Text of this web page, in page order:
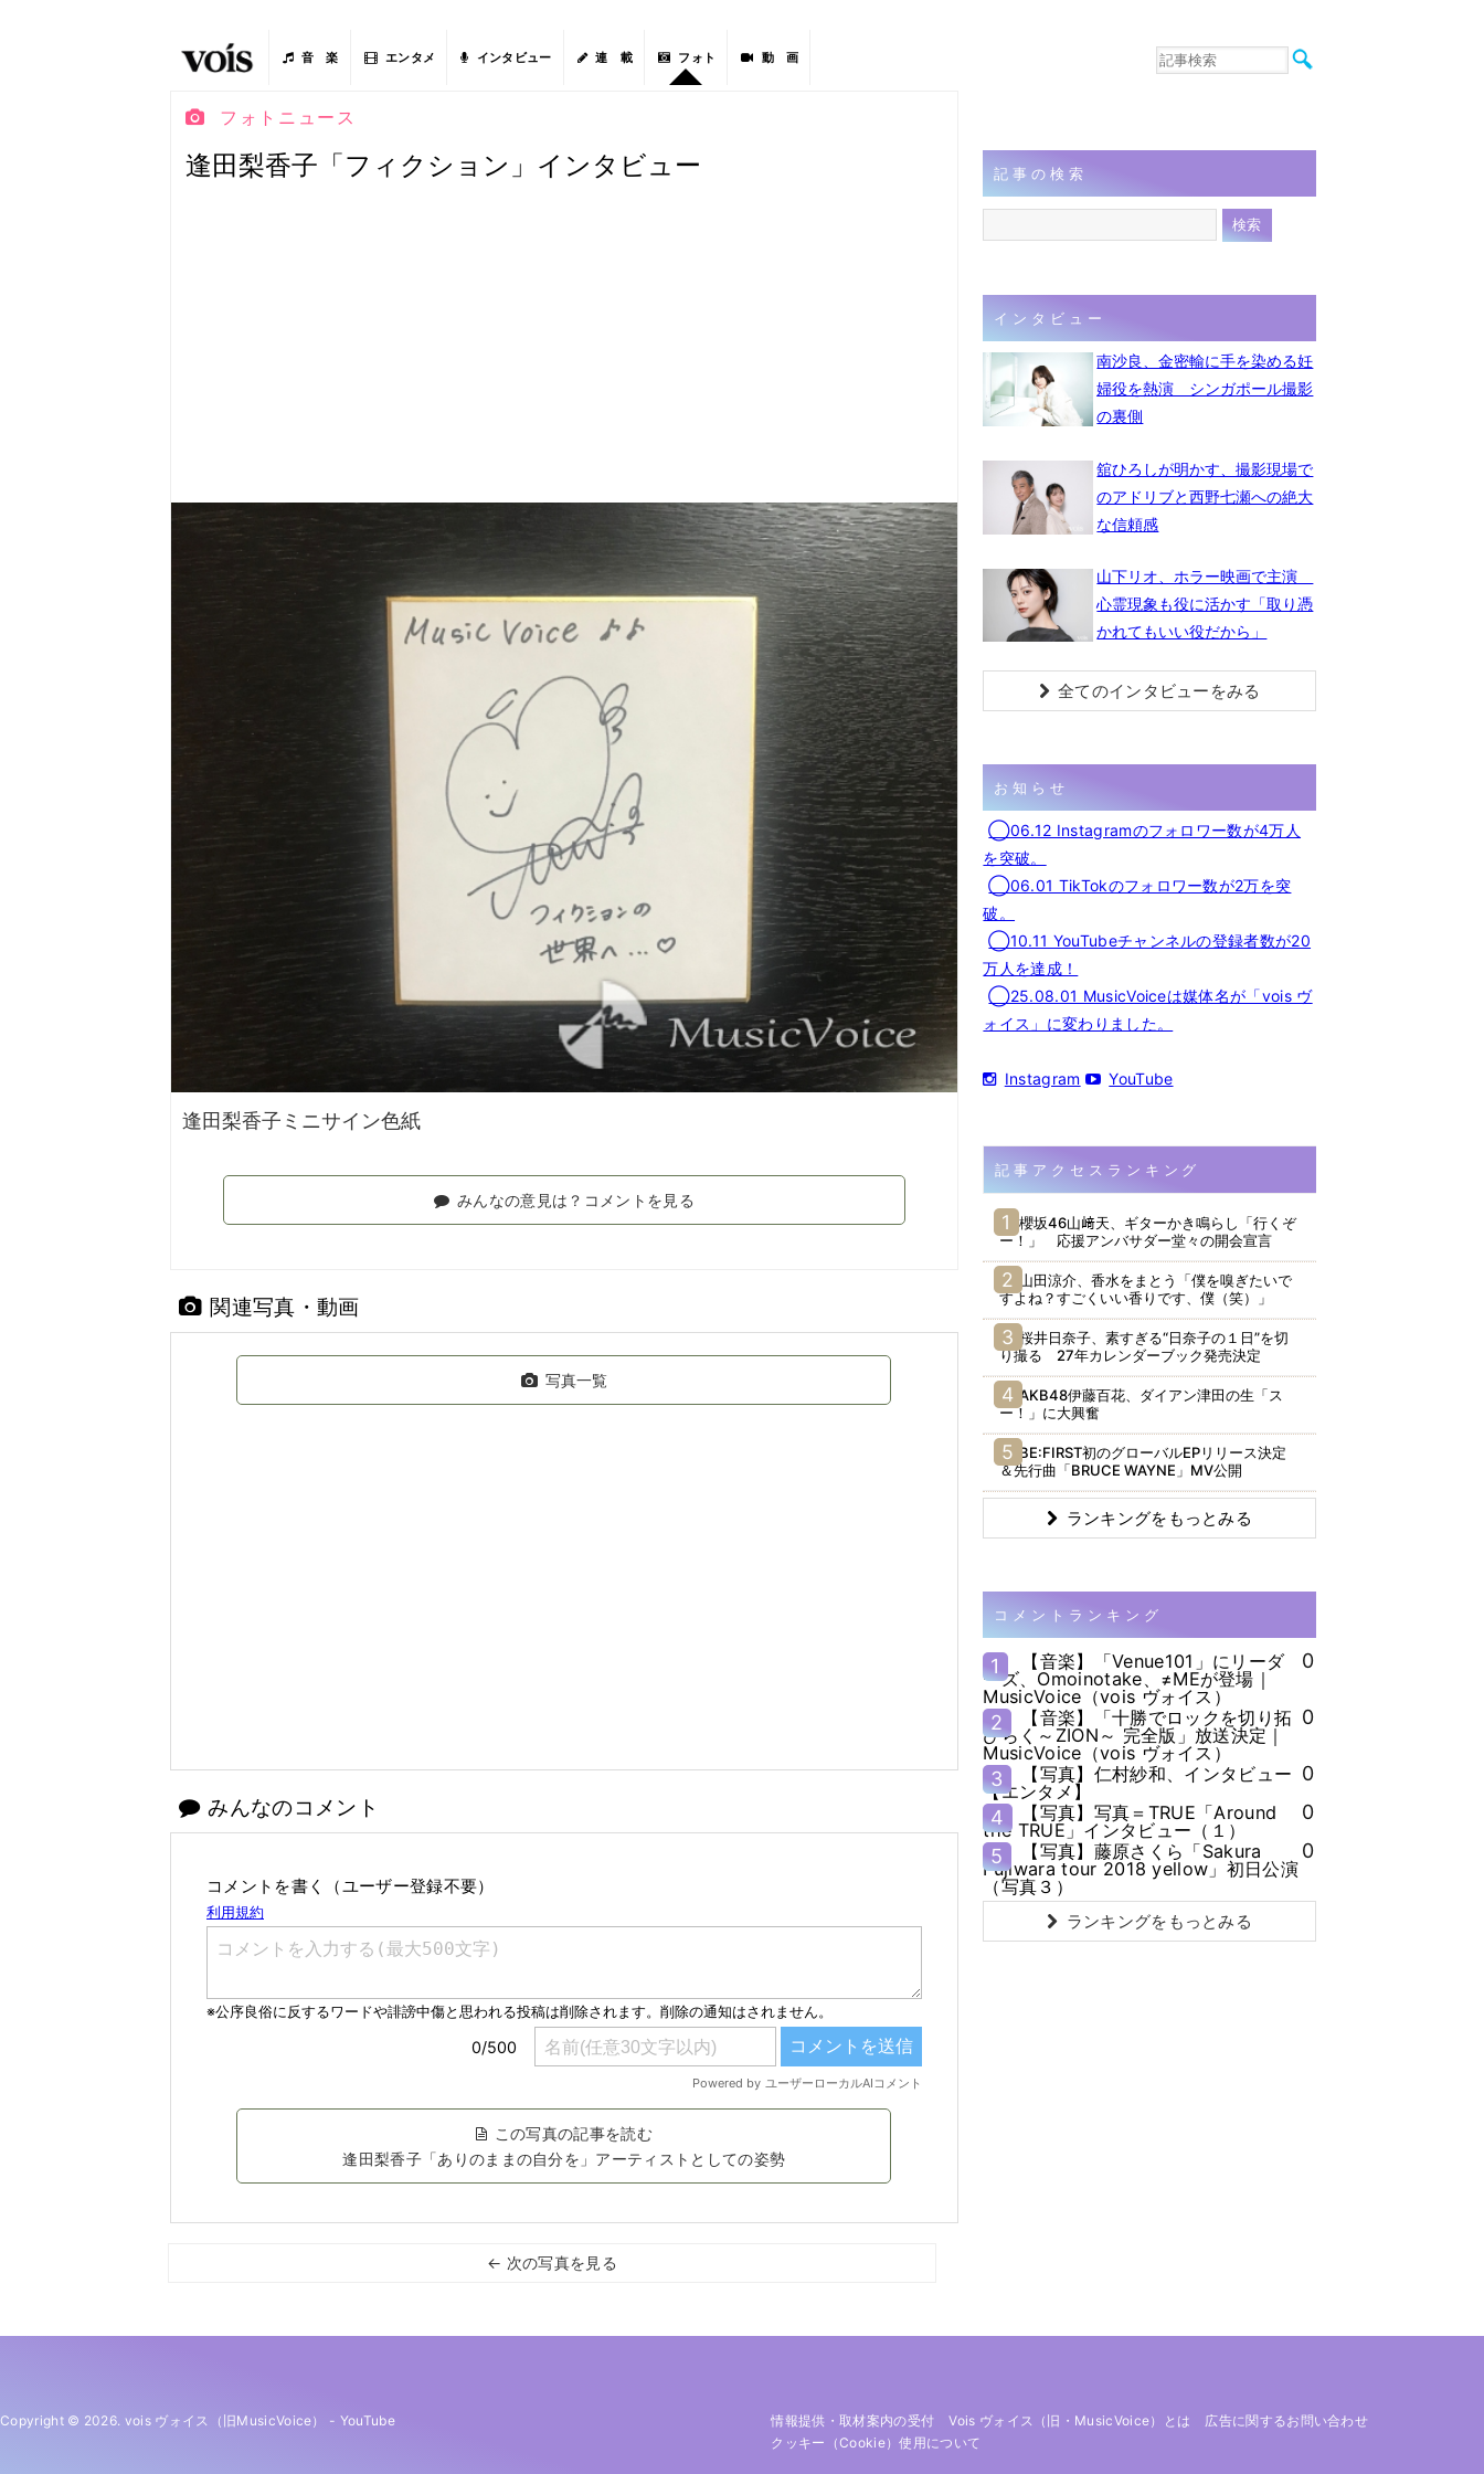
音 楽 エンタメ インタビュー 連 載 フォト 動 画
音楽
連載
フォト
フォトニュース
逢田梨香子「フィクション」インタビュー
逢田梨香子ミニサイン色紙
みんなの意見は？コメントを見る
関連写真・動画
写真一覧
みんなのコメント
コメントを書く（ユーザー登録不要）
この写真の記事を読む
逢田梨香子「ありのままの自分を」アーティストとしての姿勢
← 次の写真を見る
記事の検索
インタビュー
南沙良、金密輸に手を染める妊
婦役を熱演 シンガポール撮影
の裏側
舘ひろしが明かす、撮影現場で
のアドリブと西野七瀬への絶大
な信頼感
山下リオ、ホラー映画で主演
心霊現象も役に活かす「取り憑
かれてもいい役だから」
全てのインタビューをみる
お知らせ
◯06.12 Instagramのフォロワー数が4万人
を突破。
◯06.01 TikTokのフォロワー数が2万を突
破。
◯10.11 YouTubeチャンネルの登録者数が20
万人を達成！
◯25.08.01 MusicVoiceは媒体名が「vois ヴ
ォイス」に変わりました。
Instagram YouTube
記事アクセスランキング
櫻坂46山﨑天、ギターかき鳴らし「行くぞ
ー！」 応援アンバサダー堂々の開会宣言
山田涼介、香水をまとう「僕を嗅ぎたいで
すよね？すごくいい香りです、僕（笑）」
桜井日奈子、素すぎる“日奈子の１日”を切
り撮る 27年カレンダーブック発売決定
AKB48伊藤百花、ダイアン津田の生「ス
ー！」に大興奮
BE:FIRST初のグローバルEPリリース決定
＆先行曲「BRUCE WAYNE」MV公開
ランキングをもっとみる
コメントランキング
1
【音楽】「Venue101」にリーダ
ーズ、Omoinotake、≠MEが登場｜
MusicVoice（vois ヴォイス）
0
2
【音楽】「十勝でロックを切り拓
ひらく～ZION～ 完全版」放送決定｜
MusicVoice（vois ヴォイス）
0
3
【写真】仁村紗和、インタビュー
【エンタメ】
0
4
【写真】写真＝TRUE「Around
the TRUE」インタビュー（１）
0
5
【写真】藤原さくら「Sakura
Fujiwara tour 2018 yellow」初日公演
（写真３）
0
ランキングをもっとみる
Copyright © 2026. vois ヴォイス（旧MusicVoice） - YouTube 情報提供・取材案内の受付 Vois ヴォイス（旧・MusicVoice）とは
広告に関するお問い合わせ
クッキー（cookie）使用について